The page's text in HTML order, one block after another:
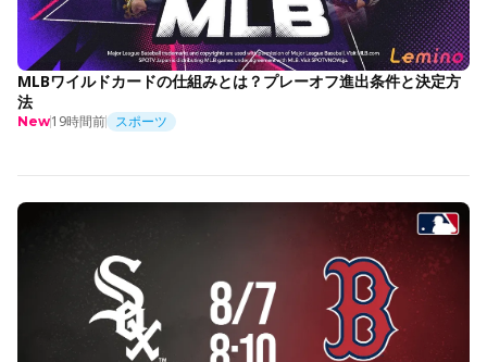
MLBワイルドカードの仕組みとは？プレーオフ進出条件と決定方
法
New19時間前 スポーツ